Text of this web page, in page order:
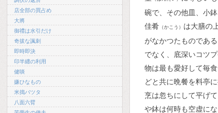
店全部の買占め
大將
御禮は水引だけ
奇拔な諷刺
即時即決
印半纒の利用
健啖
嫌ひなもの
米搗バツタ
八面六臂
碗で、その他皿、小
佳肴 （かこう） は大膳の
がなかつたものであ
でなく、底深いコツ
物は最も愛好して毎
どと共に晩餐を料亭
烹は忽ちにして平げ
や鉢は何時も空虚に